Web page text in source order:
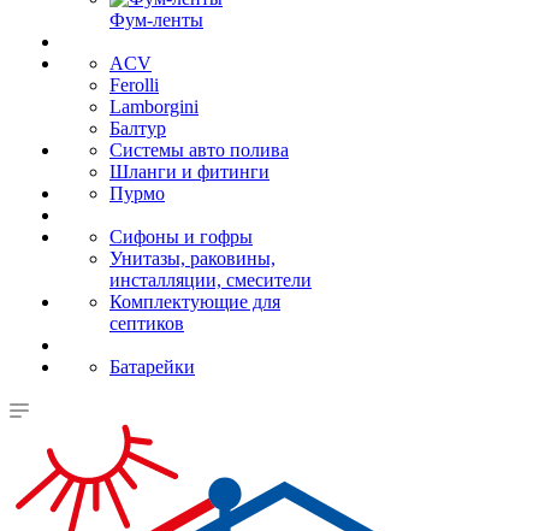
Фум-ленты
ACV
Ferolli
Lamborgini
Балтур
Системы авто полива
Шланги и фитинги
Пурмо
Сифоны и гофры
Унитазы, раковины,
инсталляции, смесители
Комплектующие для
септиков
Батарейки